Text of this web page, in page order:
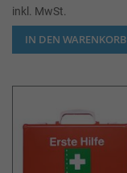
inkl. MwSt.
IN DEN WARENKORB